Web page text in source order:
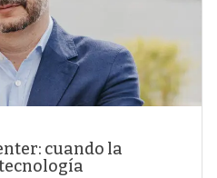
cuando la